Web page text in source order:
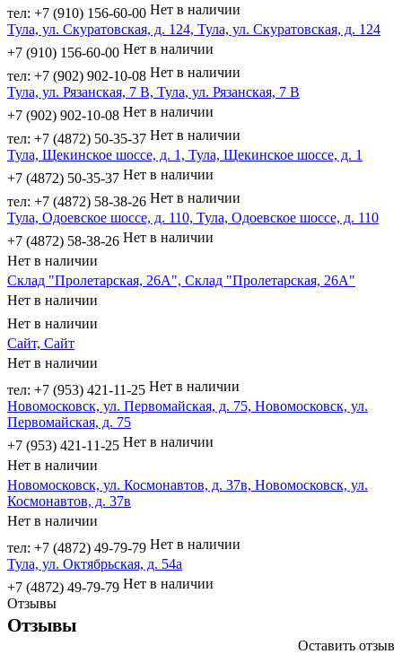
тел: +7 (910) 156-60-00 Нет в наличии
Тула, ул. Скуратовская, д. 124, Тула, ул. Скуратовская, д. 124
+7 (910) 156-60-00 Нет в наличии
тел: +7 (902) 902-10-08 Нет в наличии
Тула, ул. Рязанская, 7 В, Тула, ул. Рязанская, 7 В
+7 (902) 902-10-08 Нет в наличии
тел: +7 (4872) 50-35-37 Нет в наличии
Тула, Щекинское шоссе, д. 1, Тула, Щекинское шоссе, д. 1
+7 (4872) 50-35-37 Нет в наличии
тел: +7 (4872) 58-38-26 Нет в наличии
Тула, Одоевское шоссе, д. 110, Тула, Одоевское шоссе, д. 110
+7 (4872) 58-38-26 Нет в наличии
Нет в наличии
Склад "Пролетарская, 26А", Склад "Пролетарская, 26А"
Нет в наличии
Нет в наличии
Сайт, Сайт
Нет в наличии
тел: +7 (953) 421-11-25 Нет в наличии
Новомосковск, ул. Первомайская, д. 75, Новомосковск, ул.
Первомайская, д. 75
+7 (953) 421-11-25 Нет в наличии
Нет в наличии
Новомосковск, ул. Космонавтов, д. 37в, Новомосковск, ул.
Космонавтов, д. 37в
Нет в наличии
тел: +7 (4872) 49-79-79 Нет в наличии
Тула, ул. Октябрьская, д. 54а
+7 (4872) 49-79-79 Нет в наличии
Отзывы
Отзывы
Оставить отзыв